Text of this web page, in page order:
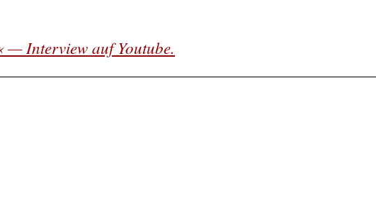
— Interview auf Youtube.